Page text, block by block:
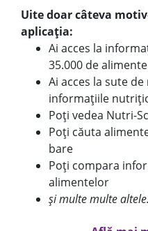
Uite doar câteva
aplicația:
Ai acces la
35.000 de
Ai acces la sute
informațiile
Poți vedea Nutri-
Poți căuta
bare
Poți compara
alimentelor
și multe multe